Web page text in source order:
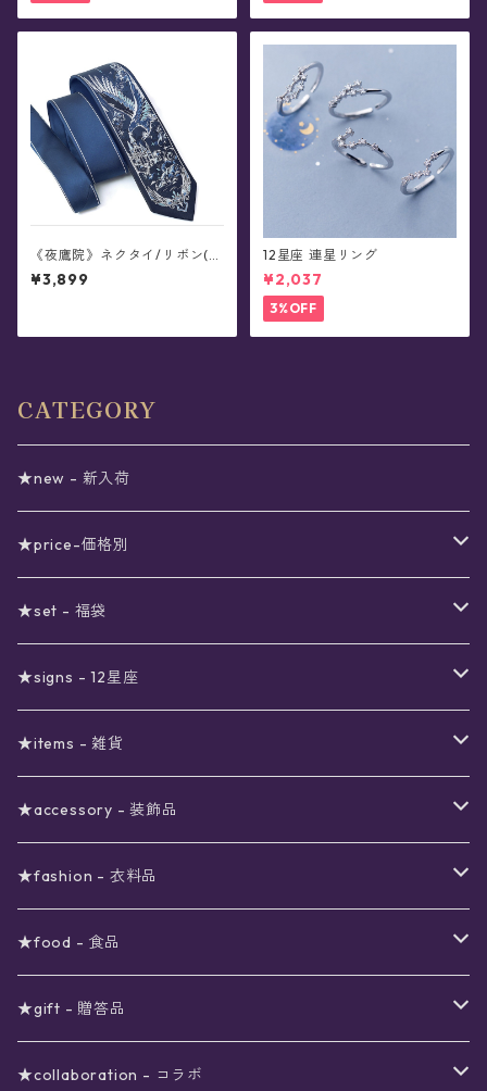
《夜鷹院》ネクタイ/リボン(全
6種)
¥3,899
12星座 連星リング
¥2,037
3%OFF
CATEGORY
★new - 新入荷
★price-価格別
セール
真夜中のSALE
予約限定SALE
〜1000円
〜2000円
〜3000円
〜4000円
〜5000円
〜6000円
〜7000円
★set - 福袋
12星座福袋
星の市福袋
★signs - 12星座
12星座ギフトセット
★items - 雑貨
ステーショナリー
ギフトボックス
ノート
メイクアップ
ネイルカラー
アロマスプレー
ポーチ
夜空の星月
扇子(うちわ)
インテリア
★accessory - 装飾品
ピアス
星
月
イヤリング
星
月
ネックレス
星
チョーカー
★fashion - 衣料品
ワンピース
スター
フラワー
トップス
ブラウス
ボトムス
★food - 食品
珈琲
紅茶
★gift - 贈答品
ラッピング用オプション
★collaboration - コラボ